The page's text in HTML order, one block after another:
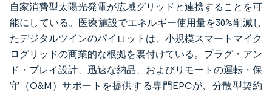
自家消費型太陽光発電が広域グリッドと連携することを可
能にしている。医療施設でエネルギー使用量を30%削減し
たデジタルツインのパイロットは、小規模スマートマイク
ログリッドの商業的な根拠を裏付けている。プラグ・アン
ド・プレイ設計、迅速な納品、およびリモートの運転・保
守（O&M）サポートを提供する専門EPCが、分散型契約